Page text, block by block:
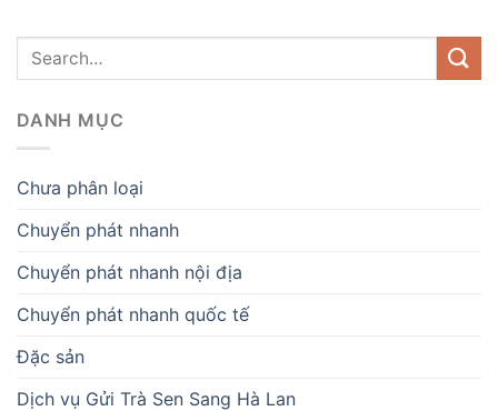
DANH MỤC
Chưa phân loại
Chuyển phát nhanh
Chuyển phát nhanh nội địa
Chuyển phát nhanh quốc tế
Đặc sản
Dịch vụ Gửi Trà Sen Sang Hà Lan